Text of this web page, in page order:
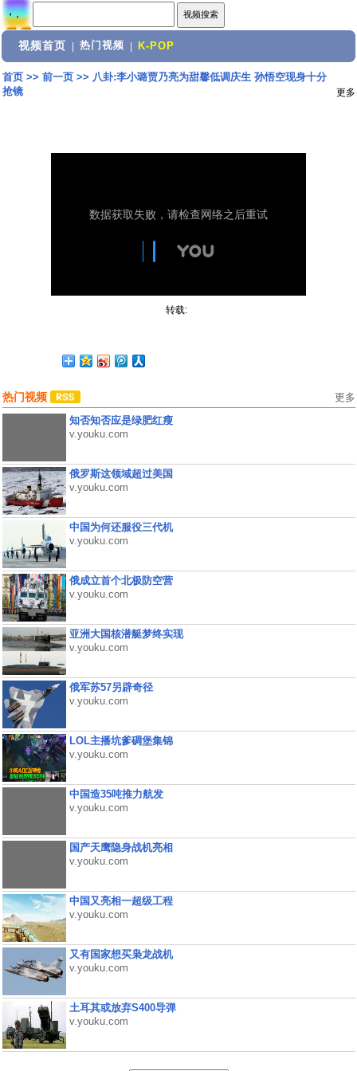
视频首页 热门视频 K-POP
首页>> 前一页>> 八卦:李小璐贾乃亮为甜馨低调庆生 孙悟空现身十分
抢镜
更多
转载:
热门视频 更多
知否知否应是绿肥红瘦
v.youku.com
俄罗斯这领域超过美国
v.youku.com
中国为何还服役三代机
v.youku.com
俄成立首个北极防空营
v.youku.com
亚洲大国核潜艇梦终实现
v.youku.com
俄军苏57另辟奇径
v.youku.com
LOL主播坑爹碉堡集锦
v.youku.com
中国造35吨推力航发
v.youku.com
国产天鹰隐身战机亮相
v.youku.com
中国又亮相一超级工程
v.youku.com
又有国家想买枭龙战机
v.youku.com
土耳其或放弃S400导弹
v.youku.com